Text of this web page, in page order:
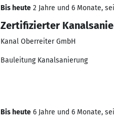
Bis heute 2 Jahre und 6 Monate,
Zertifizierter
Kanal Oberreiter GmbH
Bauleitung Kanalsanierung
Bis heute 6 Jahre und 6 Monate,